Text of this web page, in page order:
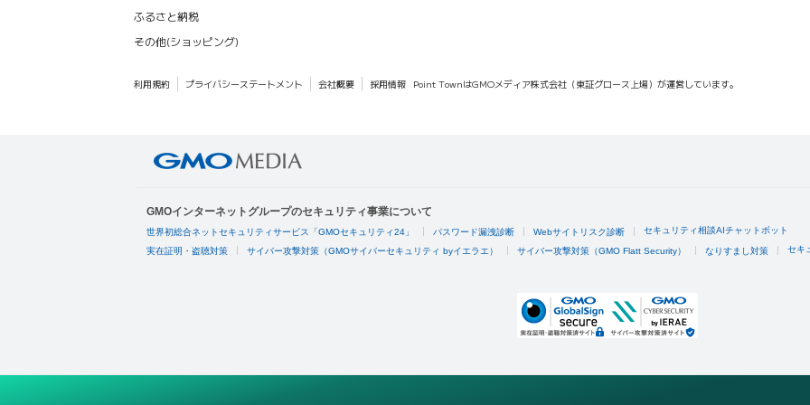
ふるさと納税
その他(ショッピング)
利用規約 プライバシーステートメント 会社概要 採用情報 Point TownはGMOメディア株式会社（東証グロース上場）が運営しています。
GMOインターネットグループのセキュリティ事業について
世界初総合ネットセキュリティサービス「GMOセキュリティ24」 パスワード漏洩診断 Webサイトリスク診断 セキュリティ相談AIチャットボット
実在証明・盗聴対策 サイバー攻撃対策（GMOサイバーセキュリティ byイエラエ） サイバー攻撃対策（GMO Flatt Security） なりすまし対策 セキ